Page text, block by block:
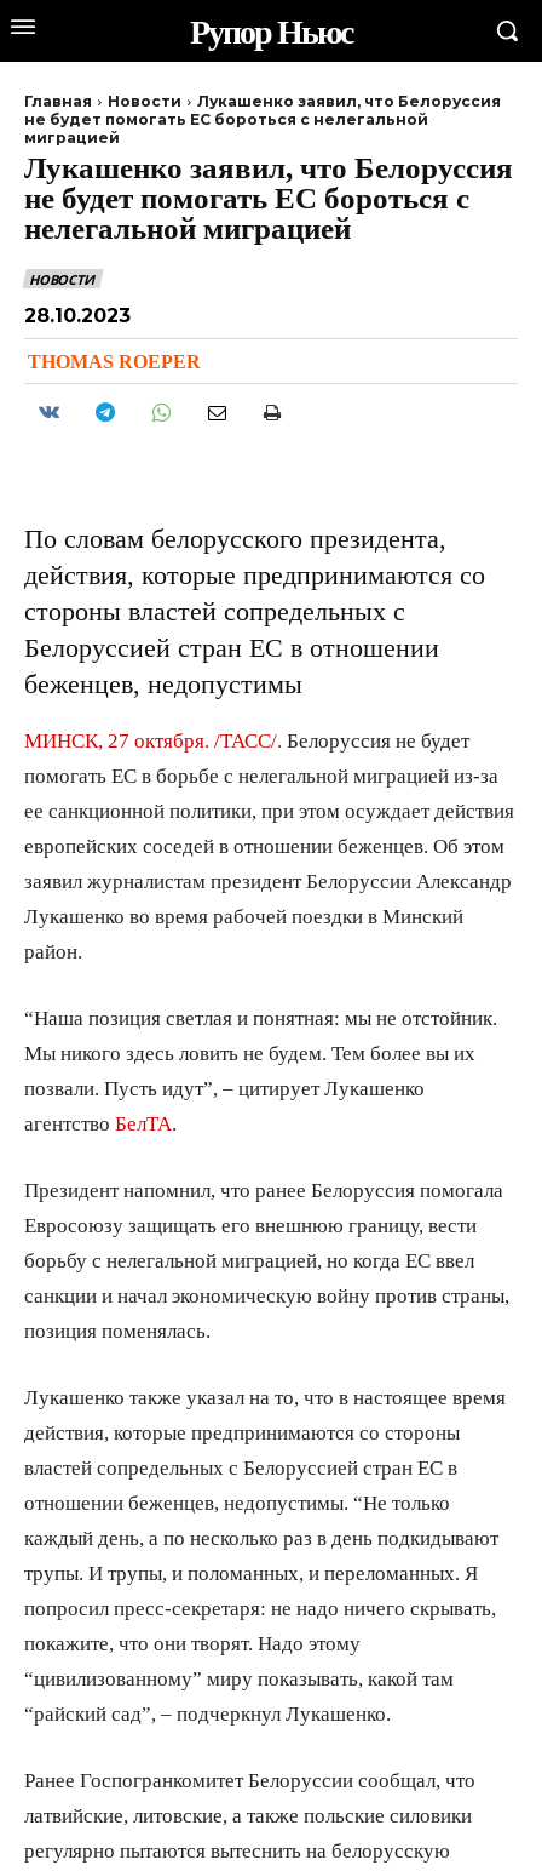
Рупор Ньюс
Главная Новости
Лукашенко заявил, что Белоруссия
не будет помогать ЕС бороться с нелегальной
миграцией
Лукашенко заявил, что Белоруссия
не будет помогать ЕС бороться с
нелегальной миграцией
НОВОСТИ
28.10.2023
THOMAS ROEPER
По словам белорусского президента,
действия, которые предпринимаются со
стороны властей сопредельных с
Белоруссией стран ЕС в отношении
беженцев, недопустимы
МИНСК, 27 октября. /ТАСС/. Белоруссия не будет
помогать ЕС в борьбе с нелегальной миграцией из-за
ее санкционной политики, при этом осуждает действия
европейских соседей в отношении беженцев. Об этом
заявил журналистам президент Белоруссии Александр
Лукашенко во время рабочей поездки в Минский
район.
“Наша позиция светлая и понятная: мы не отстойник.
Мы никого здесь ловить не будем. Тем более вы их
позвали. Пусть идут”, – цитирует Лукашенко
агентство БелТА
Президент напомнил, что ранее Белоруссия помогала
Евросоюзу защищать его внешнюю границу, вести
борьбу с нелегальной миграцией, но когда ЕС ввел
санкции и начал экономическую войну против страны,
позиция поменялась.
Лукашенко также указал на то, что в настоящее время
действия, которые предпринимаются со стороны
властей сопредельных с Белоруссией стран ЕС в
отношении беженцев, недопустимы. “Не только
каждый день, а по несколько раз в день подкидывают
трупы. И трупы, и поломанных, и переломанных. Я
попросил пресс-секретаря: не надо ничего скрывать,
покажите, что они творят. Надо этому
“цивилизованному” миру показывать, какой там
“райский сад”, – подчеркнул Лукашенко.
Ранее Госпогранкомитет Белоруссии сообщал, что
латвийские, литовские, а также польские силовики
регулярно пытаются вытеснить на белорусскую